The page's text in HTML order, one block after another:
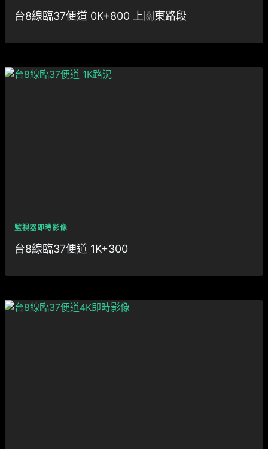
台8線臨37便道 0K+800 上關東路段
監視器即時影像
台8線臨37便道 1K+300